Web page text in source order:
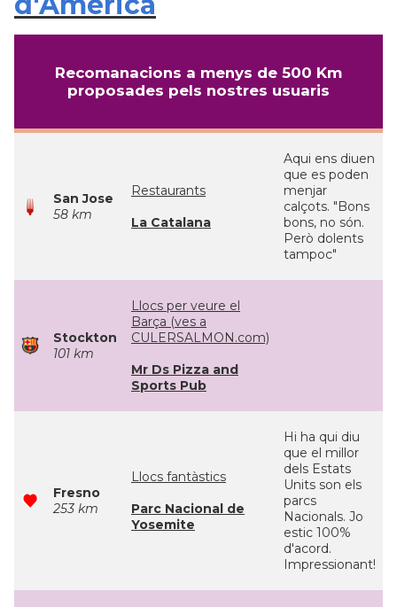
Recomanacions a menys de 500 Km
proposades pels nostres usuaris
San Jose
58 km
Restaurants
La Catalana
Aqui ens diuen
que es poden
menjar
calçots. "Bons
bons, no són.
Però dolents
tampoc"
Stockton
101 km
Llocs per veure el
Barça (ves a
CULERSALMON.com)
Mr Ds Pizza and
Sports Pub
Fresno
253 km
Llocs fantàstics
Parc Nacional de
Yosemite
Hi ha qui diu
que el millor
dels Estats
Units son els
parcs
Nacionals. Jo
estic 100%
d'acord.
Impressionant!